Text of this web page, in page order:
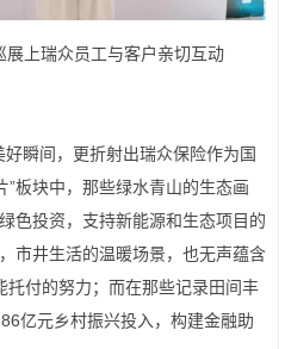
展上瑞众员工与客户亲切互动
瞬间，更折射出瑞众保险作为国
”板块中，那些绿水青山的生态画
色投资，支持新能源和生态项目的
市井生活的温暖场景，也无声蕴含
付的努力；而在那些记录田间丰
亿元乡村振兴投入，构建金融助